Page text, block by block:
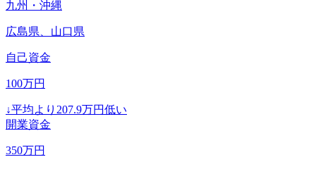
九州・沖縄
広島県、山口県
自己資金
100万円
↓平均より 207.9万円低い
開業資金
350万円